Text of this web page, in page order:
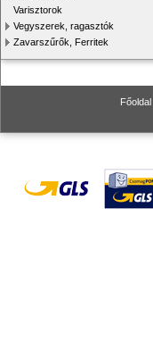
Varisztorok
Vegyszerek, ragasztók
Zavarszűrők, Ferritek
Főoldal